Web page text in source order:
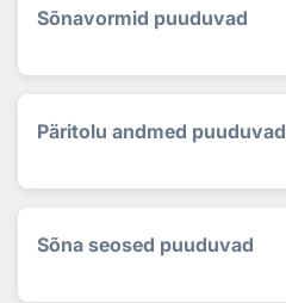
Sõnavormid puuduvad
Päritolu andmed puuduvad
Sõna seosed puuduvad